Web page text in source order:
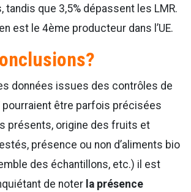
tandis que 3,5% dépassent les LMR.
est le 4ème producteur dans l’UE.
données issues des contrôles de
pourraient être parfois précisées
présents, origine des fruits et
présence ou non d’aliments bio
des échantillons, etc.) il est
de noter la présence